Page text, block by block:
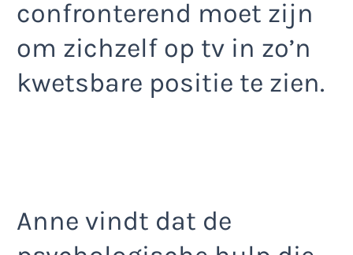
confronterend moet zijn
om zichzelf op tv in zo’n
kwetsbare positie te zien.
Anne vindt dat de